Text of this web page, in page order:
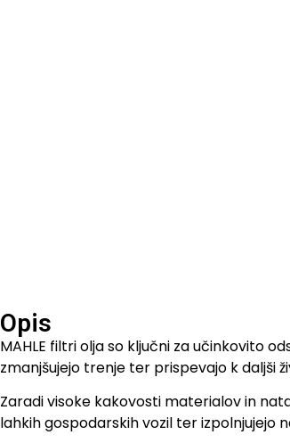
Opis
MAHLE filtri olja so ključni za učinkovito
zmanjšujejo trenje ter prispevajo k daljši
Zaradi visoke kakovosti materialov in
lahkih gospodarskih vozil ter izpolnjujejo